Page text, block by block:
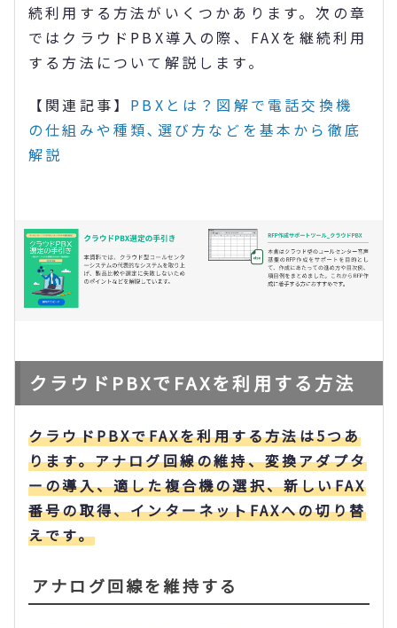
続利用する方法がいくつかあります。次の章
ではクラウドPBX導入の際、FAXを継続利用
する方法について解説します。
【関連記事】 PBXとは？図解で電話交換機
の仕組みや種類､選び方などを基本から徹底
解説
クラウドPBXでFAXを利用する方法
クラウドPBXでFAXを利用する方法は5つあ
ります。アナログ回線の維持、変換アダプタ
ーの導入、適した複合機の選択、新しいFAX
番号の取得、インターネットFAXへの切り替
えです。
アナログ回線を維持する